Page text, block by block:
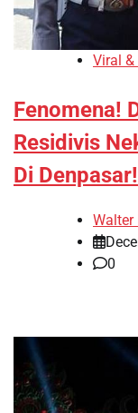
Viral
Fenomena!
Residivis
Di Denpasar!
Walter
0